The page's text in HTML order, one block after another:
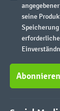
seine
Abonnieren